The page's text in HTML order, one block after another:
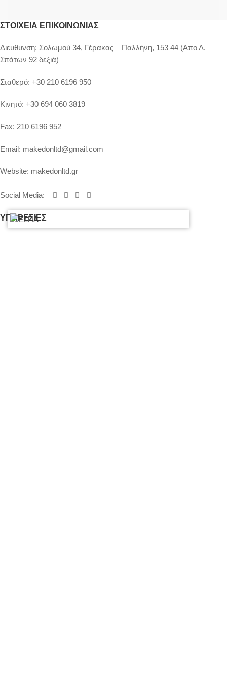
ΣΤΟΙΧΕΊΑ ΕΠΙΚΟΙΝΩΝΊΑΣ
Διευθυνση: Σολωμού 34, Γέρακας – Παλλήνη, 153 44 (Απο Λ.
Σπάτων 92 δεξιά)
Σταθερό: +30 210 6196 950
Κινητό: +30 694 060 3819
Fax: 210 6196 952
Email: makedonltd@gmail.com
Website: makedonltd.gr
Social Media:
ΥΠΗΡΕΣΙΕΣ